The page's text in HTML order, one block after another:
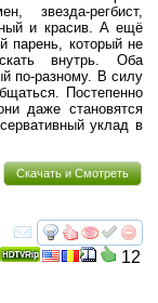
звезда-регбист,
и красив. А ещё
парень, который не
внутрь. Оба
по-разному. В силу
Постепенно
даже становятся
уклад в
Скачать и Смотреть
смотреть
12